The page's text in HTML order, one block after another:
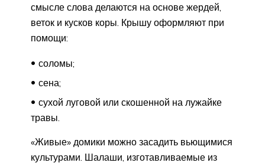
смысле слова делаются на основе жердей,
веток и кусков коры. Крышу оформляют при
помощи:
соломы;
сена;
сухой луговой или скошенной на лужайке
травы.
«Живые» домики можно засадить вьющимися
культурами. Шалаши, изготавливаемые из